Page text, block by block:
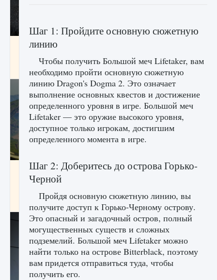
лицензии, лиги, команды и стадионы в EA
9 августа 2024
Как исправить ошибку Palworld EPalworld
«Идет сохранение мира — Невозможно
начать сохранение данных мира»
9 августа 2024 2 711 0 0
Шаг 1: Пройдите основную сюжетную
линию
Чтобы получить Большой меч Lifetaker, вам
необходимо пройти основную сюжетную
линию Dragon's Dogma 2. Это означает
выполнение основных квестов и достижение
определенного уровня в игре. Большой меч
Lifetaker — это оружие высокого уровня,
доступное только игрокам, достигшим
определенного момента в игре.
Шаг 2: Доберитесь до острова Горько-
Черной
Пройдя основную сюжетную линию, вы
получите доступ к Горько-Черному острову.
Это опасный и загадочный остров, полный
могущественных существ и сложных
подземелий. Большой меч Lifetaker можно
найти только на острове Bitterblack, поэтому
вам придется отправиться туда, чтобы
получить его.